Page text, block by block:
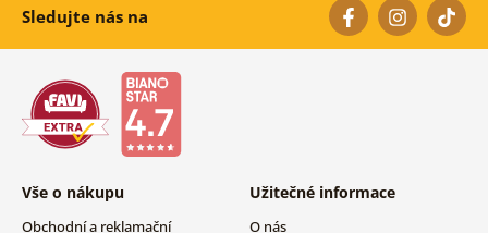
Sledujte nás na
Vše o nákupu
Obchodní a reklamační
Užitečné informace
O nás